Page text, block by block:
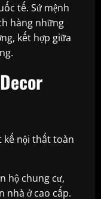
tế. Sứ mệnh
hàng những
kết hợp giữa
kế nội thất toàn
hộ chung cư,
nhà ở cao cấp.